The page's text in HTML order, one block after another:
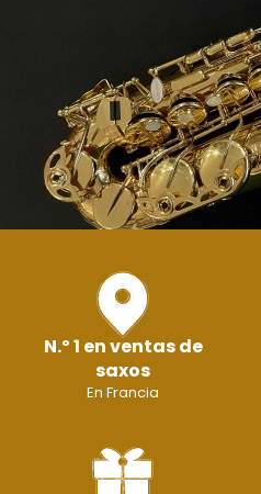
N.º 1 en ventas de
saxos
En Francia